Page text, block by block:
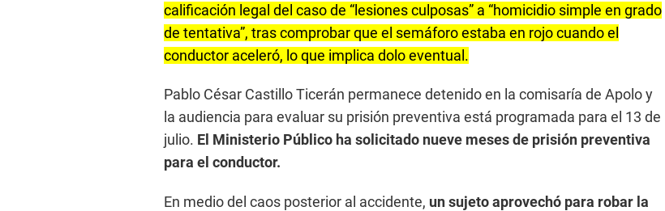
calificación legal del caso de “lesiones culposas” a “homicidio simple en grado
de tentativa”, tras comprobar que el semáforo estaba en rojo cuando el
conductor aceleró, lo que implica dolo eventual.
Pablo César Castillo Ticerán permanece detenido en la comisaría de Apolo y
la audiencia para evaluar su prisión preventiva está programada para el 13 de
julio. El Ministerio Público ha solicitado nueve meses de prisión preventiva
para el conductor.
En medio del caos posterior al accidente, un sujeto aprovechó para robar la